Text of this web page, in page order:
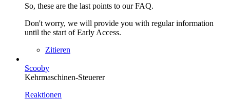
So, these are the last points to our FAQ.
Don't worry, we will provide you with regular information
until the start of Early Access.
Zitieren
Scooby
Kehrmaschinen-Steuerer
Reaktionen